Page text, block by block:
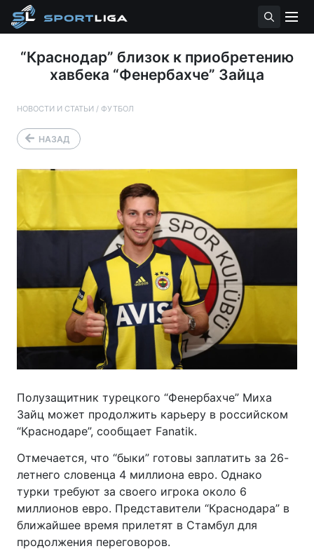
“Краснодар” близок к приобретению
хавбека “Фенербахче” Зайца
НОВОСТИ И СТАТЬИ / ФУТБОЛ
НАЗАД
Полузащитник турецкого “Фенербахче” Миха
Зайц может продолжить карьеру в российском
“Краснодаре”, сообщает Fanatik.
Отмечается, что “быки” готовы заплатить за 26-
летнего словенца 4 миллиона евро. Однако
турки требуют за своего игрока около 6
миллионов евро. Представители “Краснодара” в
ближайшее время прилетят в Стамбул для
продолжения переговоров.